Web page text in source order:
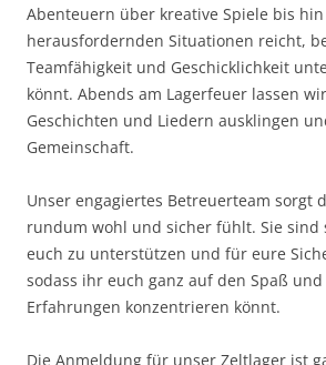
Abenteuern über kreative Spiele bis hin
herausfordernden Situationen reicht,
Teamfähigkeit und Geschicklichkeit
könnt. Abends am Lagerfeuer lassen
Geschichten und Liedern ausklingen
Gemeinschaft.
Unser engagiertes Betreuerteam sorgt
rundum wohl und sicher fühlt. Sie sind
euch zu unterstützen und für eure
sodass ihr euch ganz auf den Spaß
Erfahrungen konzentrieren könnt.
Die Anmeldung für unser Zeltlager ist